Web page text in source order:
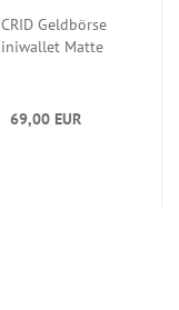
Geldbörse
Matte
69,00 EUR